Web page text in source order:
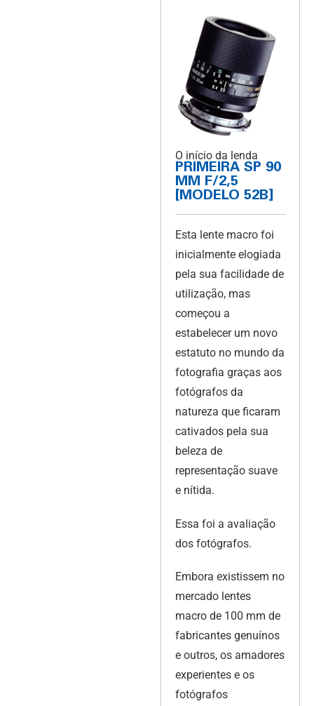
O início da lenda
PRIMEIRA SP 90
MM F/2,5
[MODELO 52B]
Esta lente macro foi
inicialmente elogiada
pela sua facilidade de
utilização, mas
começou a
estabelecer um novo
estatuto no mundo da
fotografia graças aos
fotógrafos da
natureza que ficaram
cativados pela sua
beleza de
representação suave
e nítida.
Essa foi a avaliação
dos fotógrafos.
Embora existissem no
mercado lentes
macro de 100 mm de
fabricantes genuínos
e outros, os amadores
experientes e os
fotógrafos